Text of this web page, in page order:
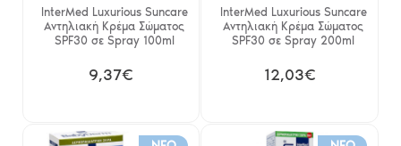
InterMed Luxurious Suncare
Αντηλιακή Κρέμα Σώματος
SPF30 σε Spray 100ml
9,37€
InterMed Luxurious Suncare
Αντηλιακή Κρέμα Σώματος
SPF30 σε Spray 200ml
12,03€